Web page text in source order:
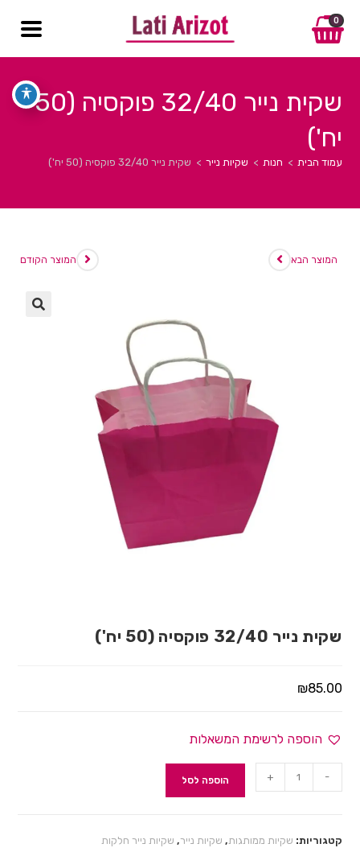
0
שקית נייר 32/40 פוקסיה (50
יח')
עמוד הבית > חנות > שקיות נייר > שקית נייר 32/40 פוקסיה (50 יח')
המוצר הקודם המוצר הבא
שקית נייר 32/40 פוקסיה (50 יח')
₪85.00
הוספה לרשימת המשאלות
-
+ הוספה לסל
קטגוריות: שקיות ממותגות, שקיות נייר, שקיות נייר חלקות